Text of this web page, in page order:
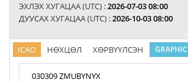
ЭХЛЭХ ХУГАЦАА (UTC) :2026-07-03 08:00
ДУУСАХ ХУГАЦАА (UTC) :2026-10-03 08:00
ICAO НӨХЦӨЛ ХӨРВҮҮЛСЭН GRAPHIC
030309 ZMUBYNYX